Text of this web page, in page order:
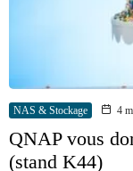
NAS & Stockage 4
QNAP vous
(stand K44)